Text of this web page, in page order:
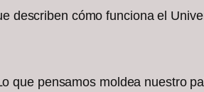
describen cómo funciona el
que pensamos moldea nuestro